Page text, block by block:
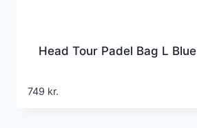
Head Tour Padel Bag L Blue
749 kr.